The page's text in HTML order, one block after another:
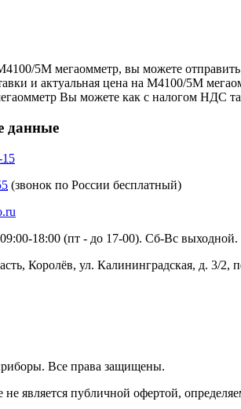
5М мегаомметр, вы можете
и актуальная цена на М4100/5М
Вы можете как с налогом НДС
данные
15
(звонок по России бесплатный)
18:00 (пт - до 17-00). Сб-Вс выходной.
Королёв, ул. Калининградская, д. 3/2,
Все права защищены.
является публичной офертой,